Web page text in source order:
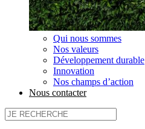
Qui nous sommes
Nos valeurs
Développement durable
Innovation
Nos champs d’action
Nous contacter